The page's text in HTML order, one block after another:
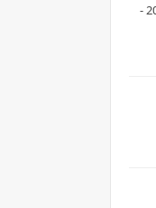
بلوزات صيفي للمحجبات 2026 -